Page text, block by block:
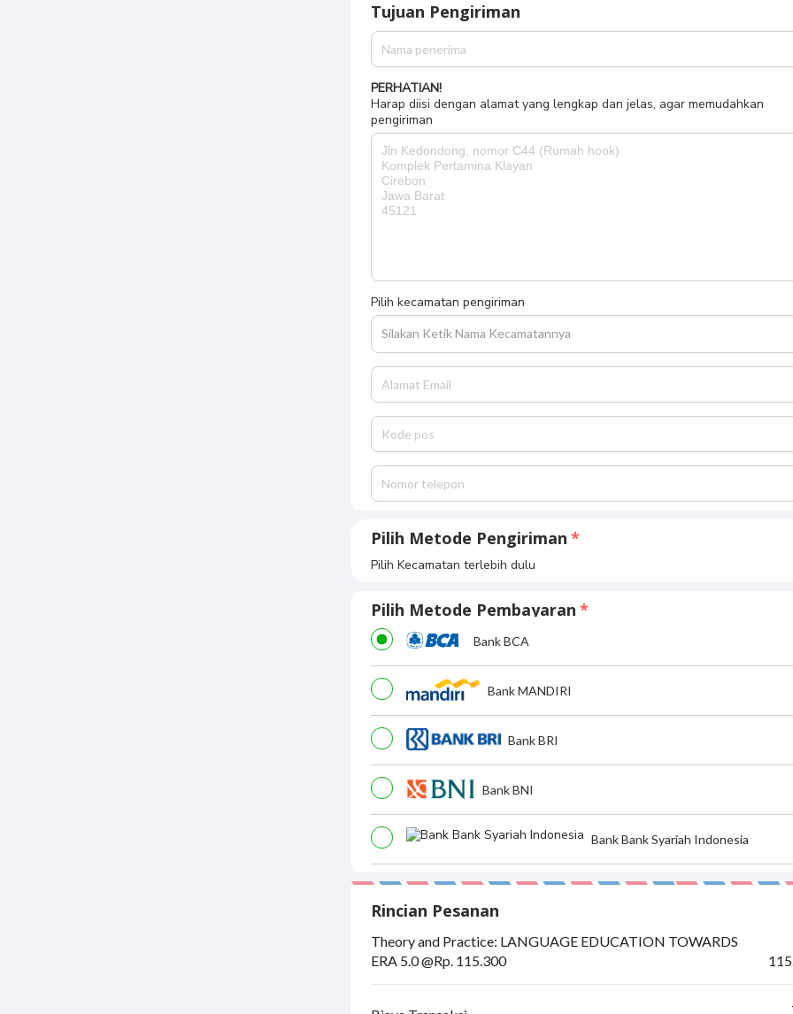
Tujuan Pengiriman
PERHATIAN!
Harap diisi dengan alamat yang lengkap dan jelas, agar memudahkan
pengiriman
Pilih kecamatan pengiriman
Silakan Ketik Nama Kecamatannya
Pilih Metode Pengiriman
Pilih Kecamatan terlebih dulu
Pilih Metode Pembayaran
Bank BCA
Bank MANDIRI
Bank BRI
Bank BNI
Bank Bank Syariah Indonesia
Rincian Pesanan
Theory and Practice: LANGUAGE EDUCATION TOWARDS
ERA 5.0 @Rp. 115.300